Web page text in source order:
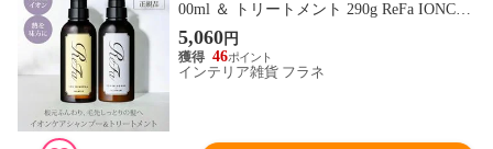
00ml ＆ トリートメント 290g ReFa IONCA
RE SHAMPOO TREATMENT【正規品】(ツ
ヤ髪 しっとり ボリューム ふんわり うねり
ダメージ補修 頭皮 ごわつき 熱ダメージ)
5,060円
46
インテリア雑貨 フラネ